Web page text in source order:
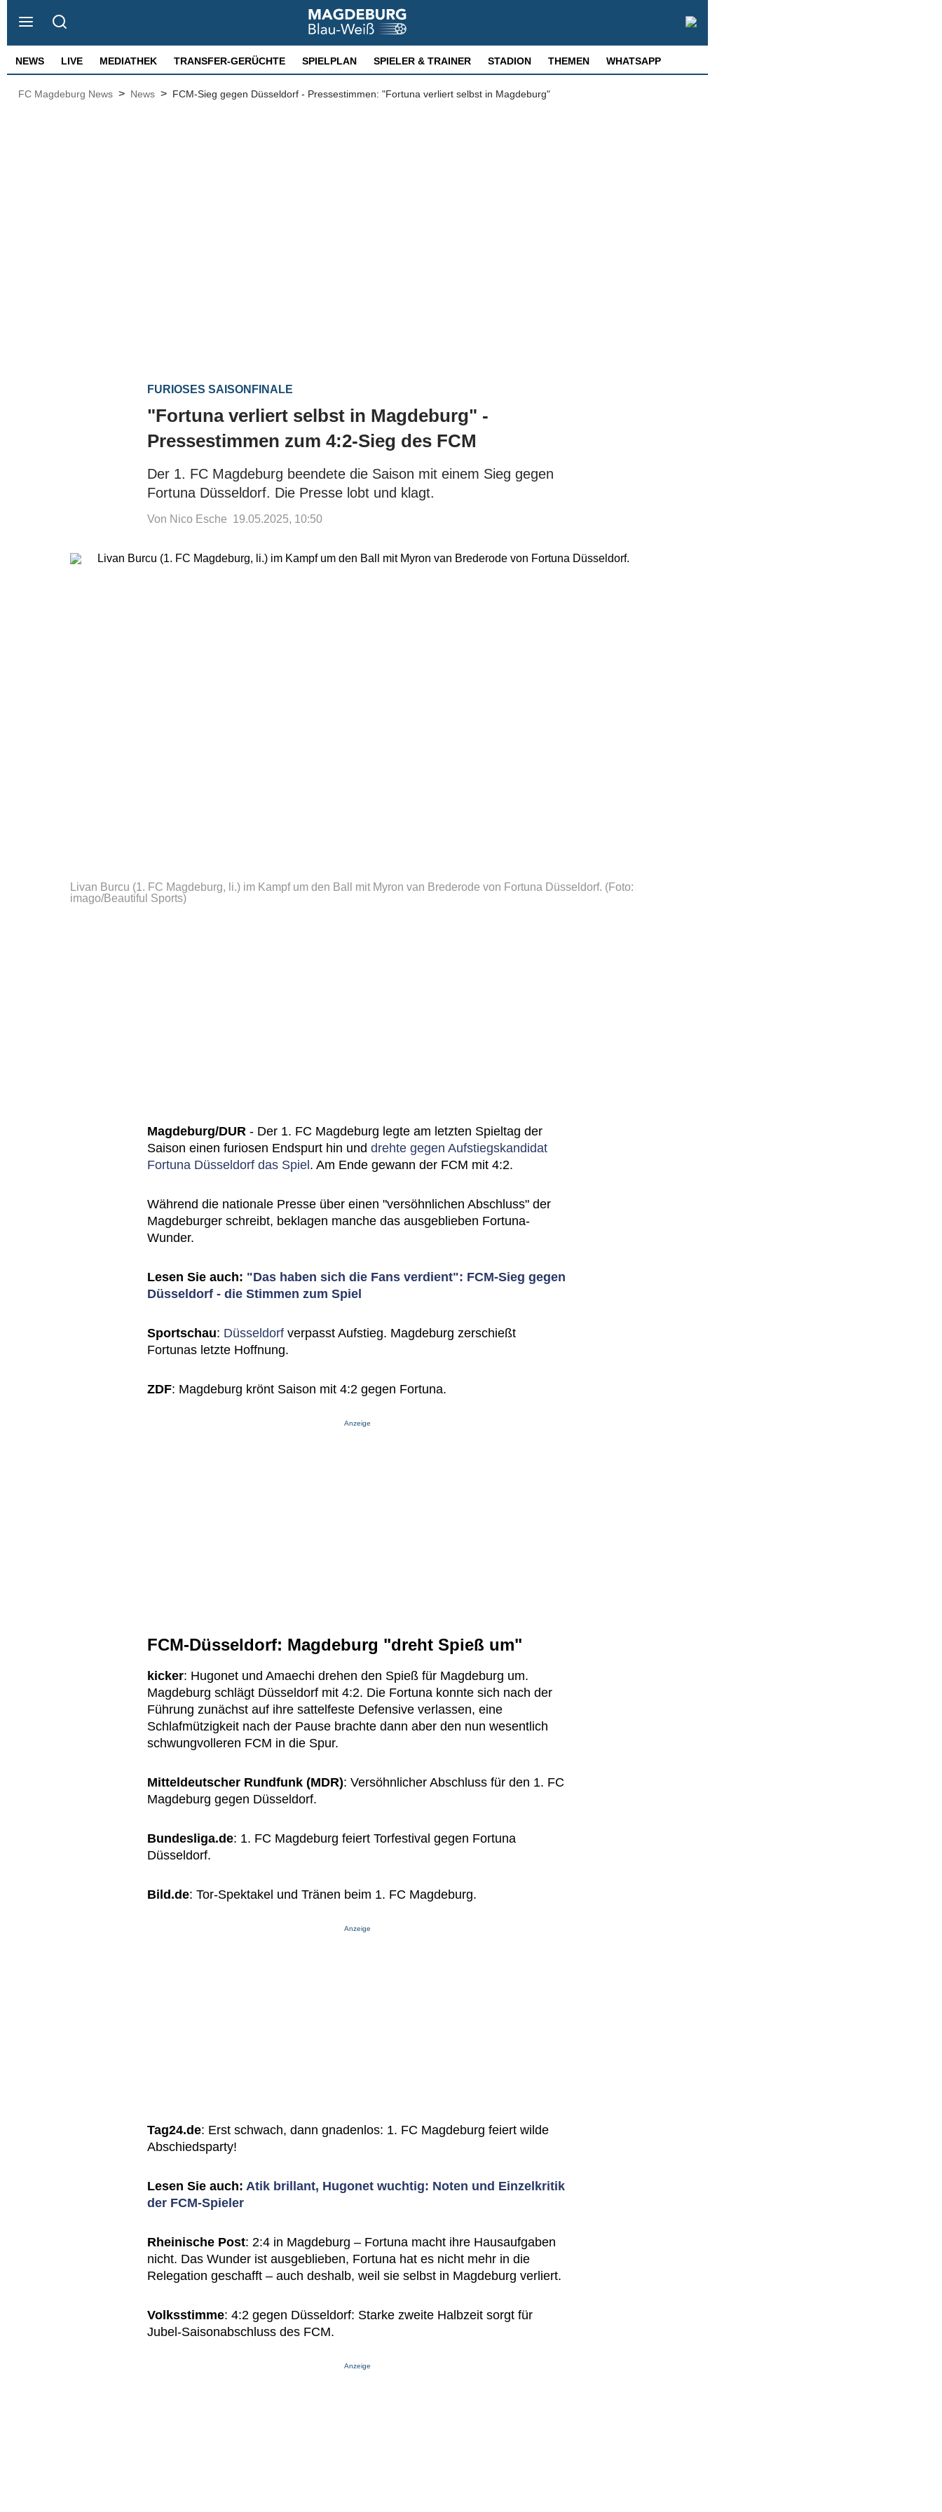
NEWS LIVE MEDIATHEK TRANSFER-GERÜCHTE SPIELPLAN SPIELER & TRAINER STADION THEMEN WHATSAPP
FC Magdeburg News > News > FCM-Sieg gegen Düsseldorf - Pressestimmen: "Fortuna verliert selbst in Magdeburg"
FURIOSES SAISONFINALE
"Fortuna verliert selbst in Magdeburg" -
Pressestimmen zum 4:2-Sieg des FCM
Der 1. FC Magdeburg beendete die Saison mit einem Sieg gegen
Fortuna Düsseldorf. Die Presse lobt und klagt.
Von Nico Esche 19.05.2025, 10:50
Livan Burcu (1. FC Magdeburg, li.) im Kampf um den Ball mit Myron van Brederode von Fortuna Düsseldorf. (Foto:
imago/Beautiful Sports)
Magdeburg/DUR - Der 1. FC Magdeburg legte am letzten Spieltag der
Saison einen furiosen Endspurt hin und drehte gegen Aufstiegskandidat
Fortuna Düsseldorf das Spiel . Am Ende gewann der FCM mit 4:2.
Während die nationale Presse über einen "versöhnlichen Abschluss" der
Magdeburger schreibt, beklagen manche das ausgeblieben Fortuna-
Wunder.
Lesen Sie auch: "Das haben sich die Fans verdient": FCM-Sieg gegen
Düsseldorf - die Stimmen zum Spiel
Sportschau: Düsseldorf verpasst Aufstieg. Magdeburg zerschießt
Fortunas letzte Hoffnung.
ZDF: Magdeburg krönt Saison mit 4:2 gegen Fortuna.
Anzeige
FCM-Düsseldorf: Magdeburg "dreht Spieß um"
kicker: Hugonet und Amaechi drehen den Spieß für Magdeburg um.
Magdeburg schlägt Düsseldorf mit 4:2. Die Fortuna konnte sich nach der
Führung zunächst auf ihre sattelfeste Defensive verlassen, eine
Schlafmützigkeit nach der Pause brachte dann aber den nun wesentlich
schwungvolleren FCM in die Spur.
Mitteldeutscher Rundfunk (MDR): Versöhnlicher Abschluss für den 1. FC
Magdeburg gegen Düsseldorf.
Bundesliga.de: 1. FC Magdeburg feiert Torfestival gegen Fortuna
Düsseldorf.
Bild.de: Tor-Spektakel und Tränen beim 1. FC Magdeburg.
Anzeige
Tag24.de: Erst schwach, dann gnadenlos: 1. FC Magdeburg feiert wilde
Abschiedsparty!
Lesen Sie auch: Atik brillant, Hugonet wuchtig: Noten und Einzelkritik
der FCM-Spieler
Rheinische Post: 2:4 in Magdeburg – Fortuna macht ihre Hausaufgaben
nicht. Das Wunder ist ausgeblieben, Fortuna hat es nicht mehr in die
Relegation geschafft – auch deshalb, weil sie selbst in Magdeburg verliert.
Volksstimme: 4:2 gegen Düsseldorf: Starke zweite Halbzeit sorgt für
Jubel-Saisonabschluss des FCM.
Anzeige